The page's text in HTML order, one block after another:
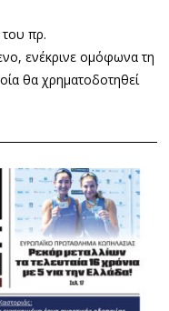
πρ.
ενέκρινε ομόφωνα τη
θα χρηματοδοτηθεί